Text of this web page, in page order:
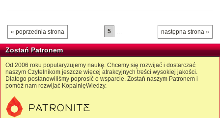
« poprzednia strona następna strona »
5 …
Zostań Patronem
Od 2006 roku popularyzujemy naukę. Chcemy się rozwijać i dostarczać
naszym Czytelnikom jeszcze więcej atrakcyjnych treści wysokiej jakości.
Dlatego postanowiliśmy poprosić o wsparcie. Zostań naszym Patronem i
pomóż nam rozwijać KopalnięWiedzy.